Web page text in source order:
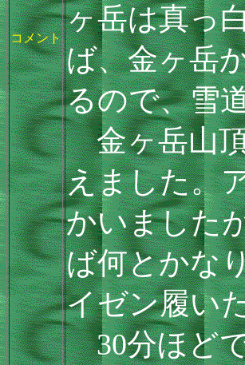
コメント
ヶ岳は真っ
ば、金ヶ岳
るので、雪
金ヶ岳山頂
えました。
かいました
ば何とかな
イゼン履い
30分ほどで